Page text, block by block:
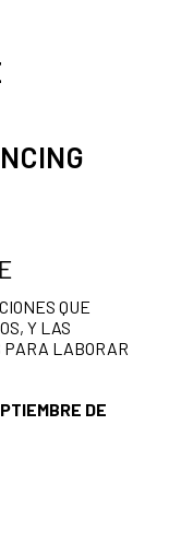
QUE
Y LAS
PARA LABORAR
DE